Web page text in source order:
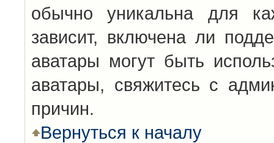
обычно уникальна для
зависит, включена ли
аватары могут быть
аватары, свяжитесь с
причин.
Вернуться к началу